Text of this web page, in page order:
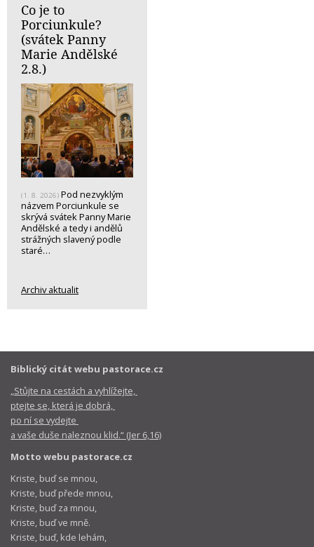
Co je to
Porciunkule?
(svátek Panny
Marie Andělské
2.8.)
(1. 8. 2026) Pod nezvyklým
názvem Porciunkule se
skrývá svátek Panny Marie
Andělské a tedy i andělů
strážných slavený podle
staré…
Archiv aktualit
Biblický citát webu pastorace.cz
„Stůjte na cestách a vyhlížejte,
ptejte se, která je dobrá,
po ní se vydejte
a vaše duše naleznou klid.“ (Jer 6,16)
Motto webu pastorace.cz
Kriste, buď se mnou,
Kriste, buď přede mnou,
Kriste, buď za mnou,
Kriste, buď ve mně.
Kriste, buď, kde lehám,